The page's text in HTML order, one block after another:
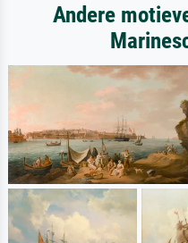
Andere